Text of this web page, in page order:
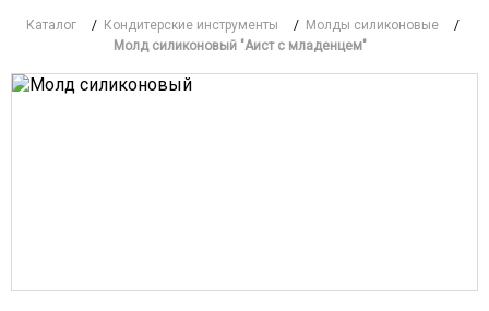
Каталог / Кондитерские инструменты / Молды силиконовые
/
Молд силиконовый "Аист с младенцем"